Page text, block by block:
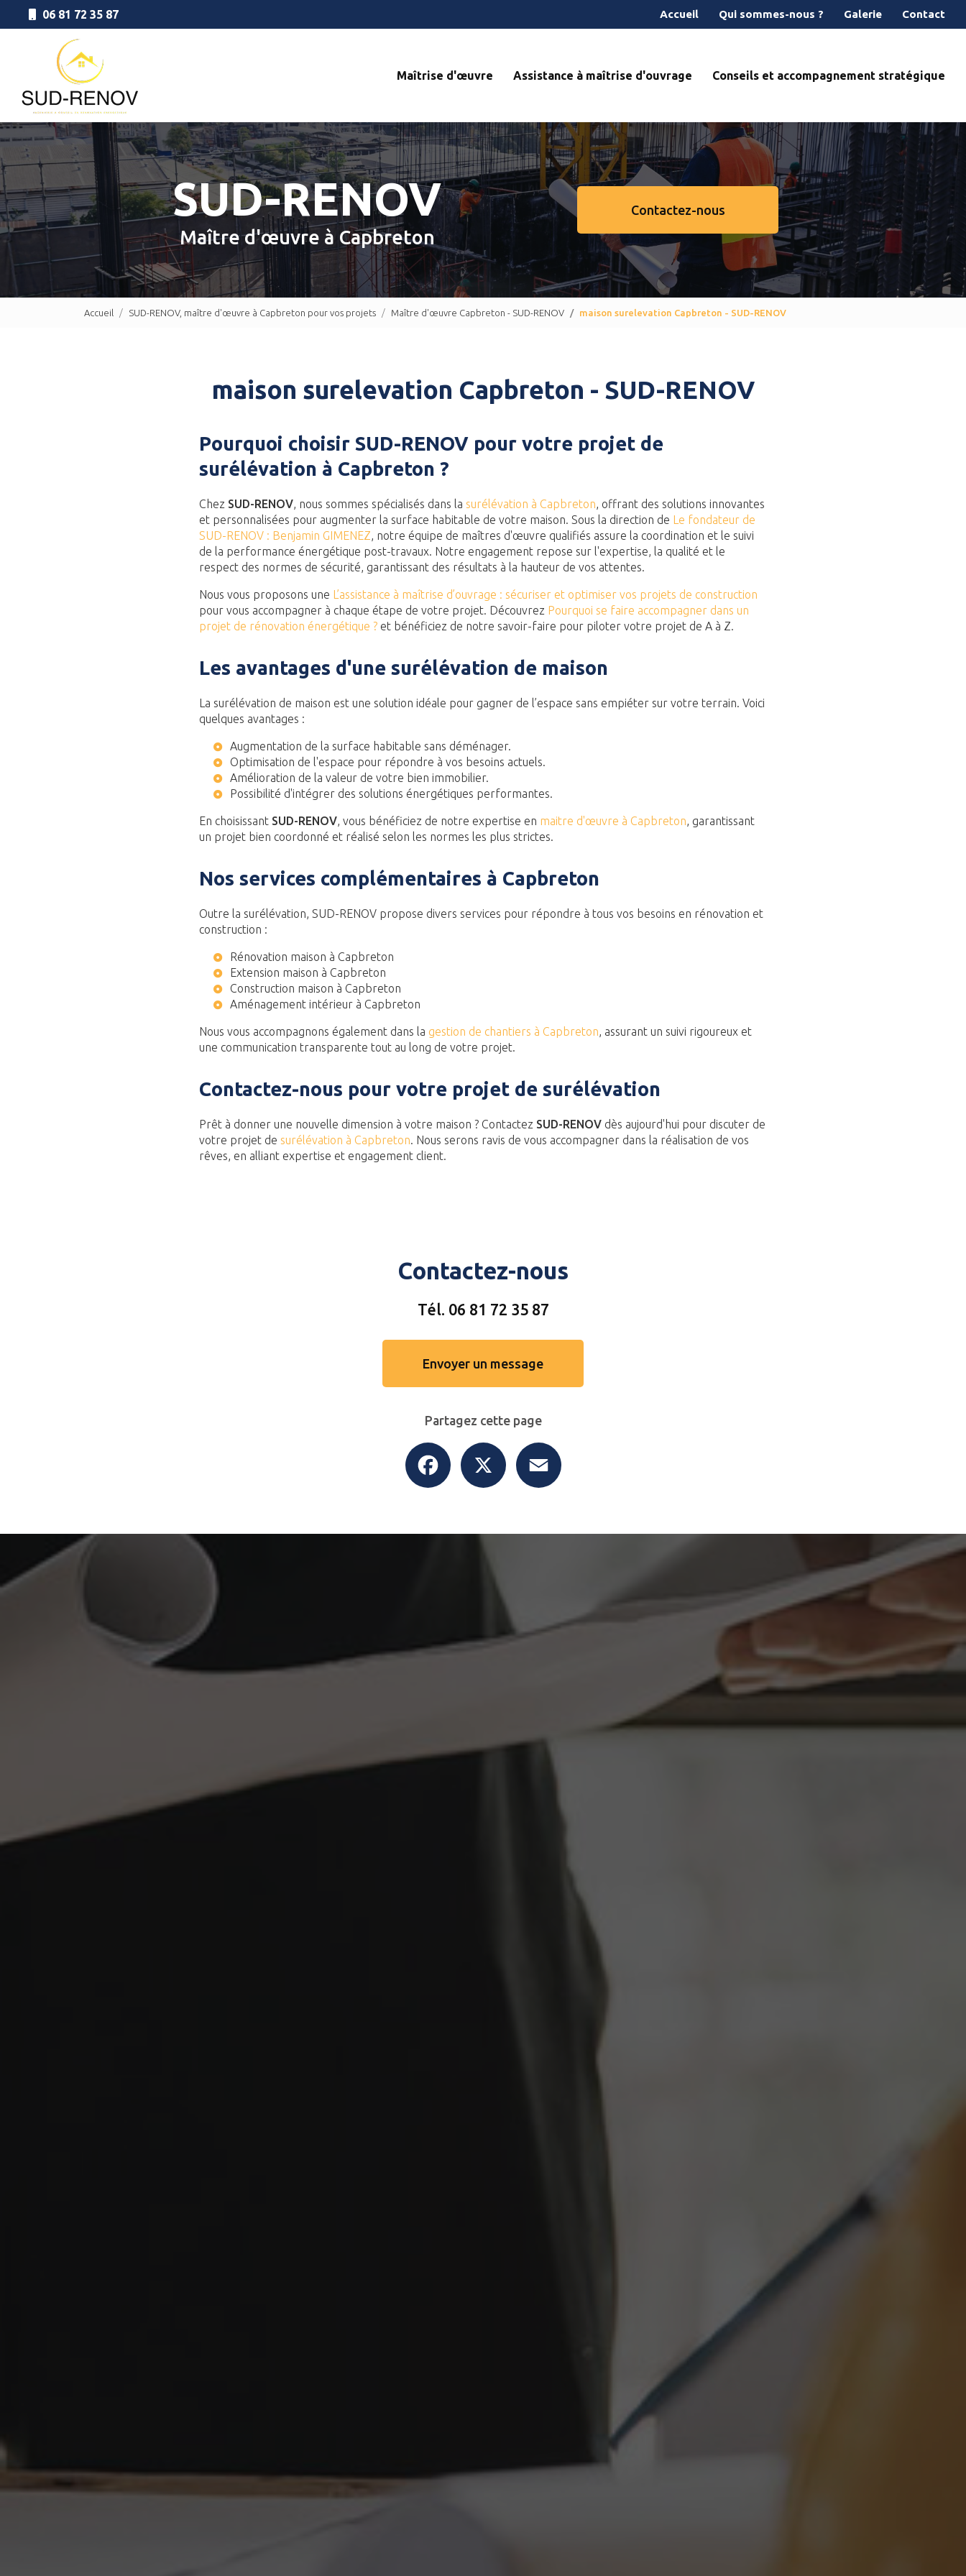
06 81 72 35 87 Accueil Qui sommes-nous ? Galerie Contact
Maîtrise d'œuvre Assistance à maîtrise d'ouvrage Conseils et accompagnement stratégique
SUD-RENOV
Maître d'œuvre à Capbreton
Contactez-nous
Accueil SUD-RENOV, maître d'œuvre à Capbreton pour vos projets Maître d'œuvre Capbreton - SUD-RENOV maison surelevation Capbreton - SUD-RENOV
maison surelevation Capbreton - SUD-RENOV
Pourquoi choisir SUD-RENOV pour votre projet de
surélévation à Capbreton ?
Chez SUD-RENOV, nous sommes spécialisés dans la surélévation à Capbreton, offrant des solutions innovantes
et personnalisées pour augmenter la surface habitable de votre maison. Sous la direction de Le fondateur de
SUD-RENOV : Benjamin GIMENEZ, notre équipe de maîtres d'œuvre qualifiés assure la coordination et le suivi
de la performance énergétique post-travaux. Notre engagement repose sur l'expertise, la qualité et le
respect des normes de sécurité, garantissant des résultats à la hauteur de vos attentes.
Nous vous proposons une L’assistance à maîtrise d’ouvrage : sécuriser et optimiser vos projets de construction
pour vous accompagner à chaque étape de votre projet. Découvrez Pourquoi se faire accompagner dans un
projet de rénovation énergétique ? et bénéficiez de notre savoir-faire pour piloter votre projet de A à Z.
Les avantages d'une surélévation de maison
La surélévation de maison est une solution idéale pour gagner de l’espace sans empiéter sur votre terrain. Voici
quelques avantages :
Augmentation de la surface habitable sans déménager.
Optimisation de l'espace pour répondre à vos besoins actuels.
Amélioration de la valeur de votre bien immobilier.
Possibilité d'intégrer des solutions énergétiques performantes.
En choisissant SUD-RENOV, vous bénéficiez de notre expertise en maitre d'œuvre à Capbreton, garantissant
un projet bien coordonné et réalisé selon les normes les plus strictes.
Nos services complémentaires à Capbreton
Outre la surélévation, SUD-RENOV propose divers services pour répondre à tous vos besoins en rénovation et
construction :
Rénovation maison à Capbreton
Extension maison à Capbreton
Construction maison à Capbreton
Aménagement intérieur à Capbreton
Nous vous accompagnons également dans la gestion de chantiers à Capbreton, assurant un suivi rigoureux et
une communication transparente tout au long de votre projet.
Contactez-nous pour votre projet de surélévation
Prêt à donner une nouvelle dimension à votre maison ? Contactez SUD-RENOV dès aujourd'hui pour discuter de
votre projet de surélévation à Capbreton. Nous serons ravis de vous accompagner dans la réalisation de vos
rêves, en alliant expertise et engagement client.
Contactez-nous
Tél. 06 81 72 35 87
Envoyer un message
Partagez cette page
Facebook